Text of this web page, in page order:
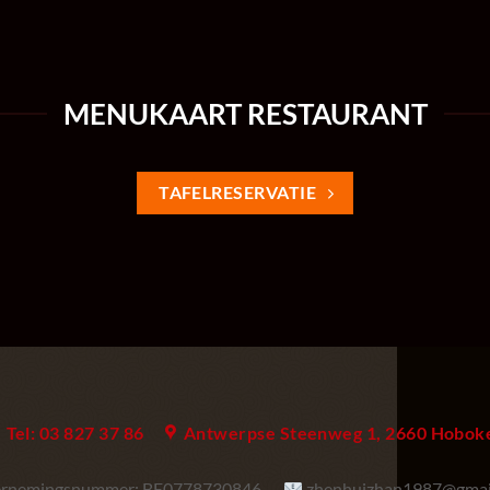
MENUKAART RESTAURANT
TAFELRESERVATIE
Tel: 03 827 37 86 Antwerpse Steenweg 1, 2660